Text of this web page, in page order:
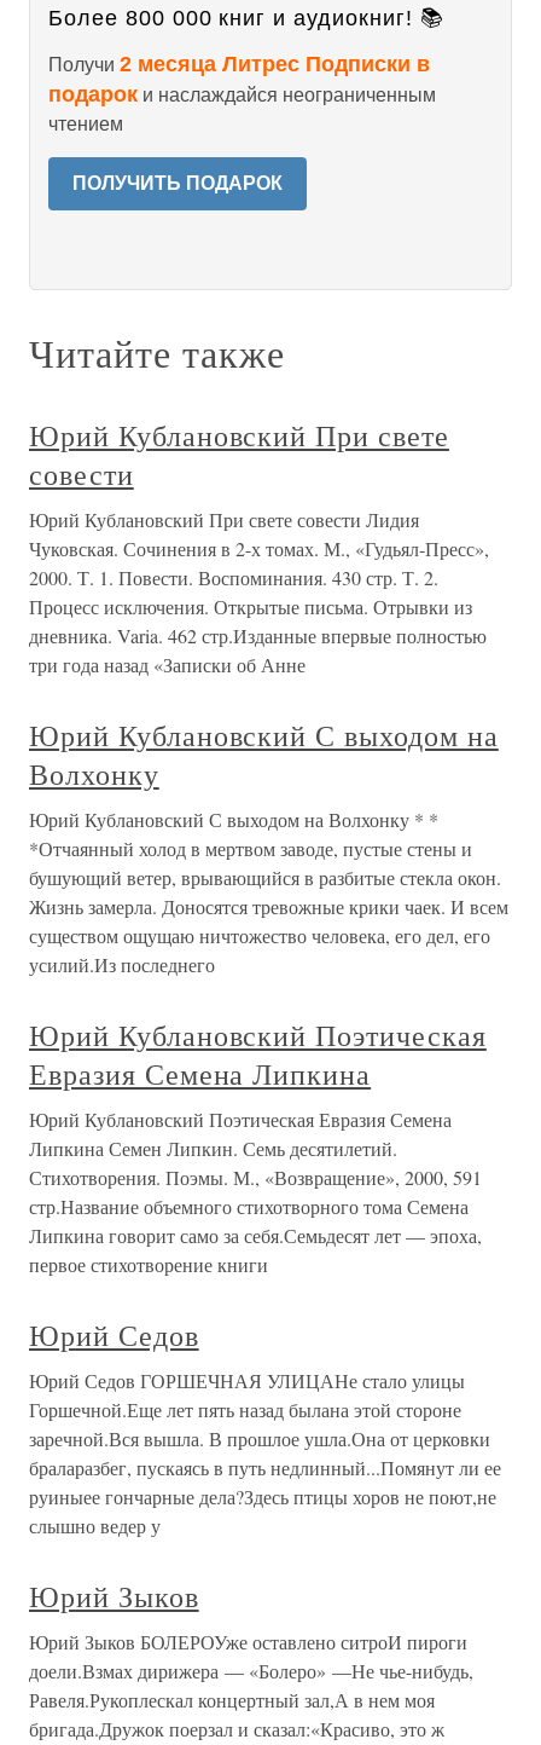
Более 800 000 книг и аудиокниг! 📚
Получи 2 месяца Литрес Подписки в
подарок и наслаждайся неограниченным
чтением
ПОЛУЧИТЬ ПОДАРОК
Читайте также
Юрий Кублановский При свете
совести
Юрий Кублановский При свете совести Лидия
Чуковская. Сочинения в 2-х томах. М., «Гудьял-Пресс»,
2000. Т. 1. Повести. Воспоминания. 430 стр. Т. 2.
Процесс исключения. Открытые письма. Отрывки из
дневника. Varia. 462 стр.Изданные впервые полностью
три года назад «Записки об Анне
Юрий Кублановский С выходом на
Волхонку
Юрий Кублановский С выходом на Волхонку * *
*Отчаянный холод в мертвом заводе, пустые стены и
бушующий ветер, врывающийся в разбитые стекла окон.
Жизнь замерла. Доносятся тревожные крики чаек. И всем
существом ощущаю ничтожество человека, его дел, его
усилий.Из последнего
Юрий Кублановский Поэтическая
Евразия Семена Липкина
Юрий Кублановский Поэтическая Евразия Семена
Липкина Семен Липкин. Семь десятилетий.
Стихотворения. Поэмы. М., «Возвращение», 2000, 591
стр.Название объемного стихотворного тома Семена
Липкина говорит само за себя.Семьдесят лет — эпоха,
первое стихотворение книги
Юрий Седов
Юрий Седов ГОРШЕЧНАЯ УЛИЦАНе стало улицы
Горшечной.Еще лет пять назад былана этой стороне
заречной.Вся вышла. В прошлое ушла.Она от церковки
браларазбег, пускаясь в путь недлинный...Помянут ли ее
руиныее гончарные дела?Здесь птицы хоров не поют,не
слышно ведер у
Юрий Зыков
Юрий Зыков БОЛЕРОУже оставлено ситроИ пироги
доели.Взмах дирижера — «Болеро» —Не чье-нибудь,
Равеля.Рукоплескал концертный зал,А в нем моя
бригада.Дружок поерзал и сказал:«Красиво, это ж